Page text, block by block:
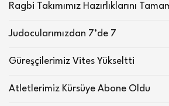
Ragbi Takımımız Hazırlıklarını
Judocularımızdan 7’de 7
Güreşçilerimiz Vites Yükseltti
Atletlerimiz Kürsüye Abone Oldu